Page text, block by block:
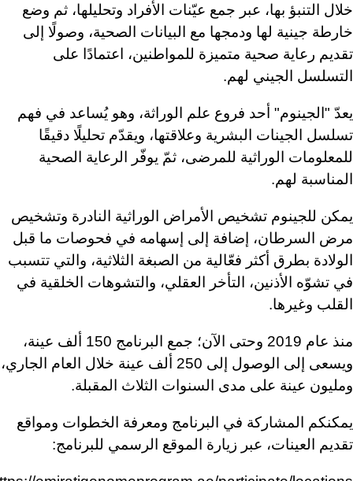
خلال التنبؤ بها، عبر جمع عيّنات الأفراد وتحليلها، ثم وضع
خارطة جينية لها ودمجها مع البيانات الصحية، وصولًا إلى
تقديم رعاية صحية متميزة للمواطنين، اعتمادًا على
التسلسل الجيني لهم.
يعدّ "الجينوم" أحد فروع علم الوراثة، وهو يُساعد في فهم
تسلسل الجينات البشرية وعلاقتها، ويقدّم تحليلًا دقيقًا
للمعلومات الوراثية للمرضى، ثمّ يوفّر الرعاية الصحية
المناسبة لهم.
يمكن للجينوم تشخيص الأمراض الوراثية النادرة وتشخيص
مرض السرطان، إضافة إلى إسهامه في فحوصات ما قبل
الولادة بطرق أكثر فعّالية من الصبغة الثلاثية، والتي تتسبب
في تشوّه الأذنين، التأخر العقلي، والتشوهات الخلقية في
القلب وغيرها.
منذ عام 2019 وحتى الآن؛ جمع البرنامج 150 ألف عينة،
ويسعى إلى الوصول إلى 250 ألف عينة خلال العام الجاري،
ومليون عينة على مدى السنوات الثلاث المقبلة.
يمكنكم المشاركة في البرنامج ومعرفة الخطوات ومواقع
تقديم العينات، عبر زيارة الموقع الرسمي للبرنامج: